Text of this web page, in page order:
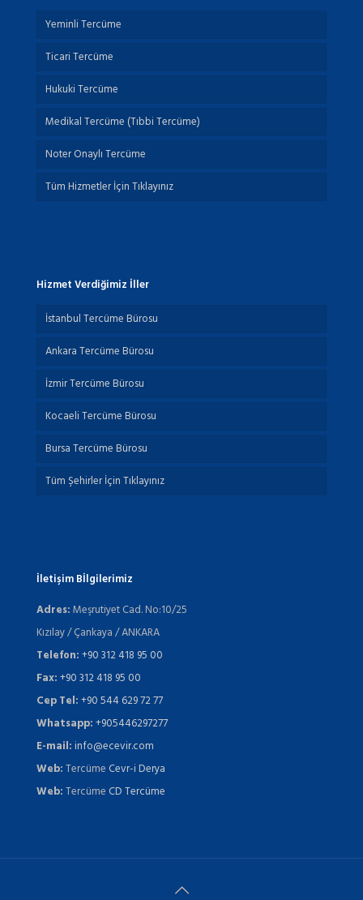
Yeminli Tercüme
Ticari Tercüme
Hukuki Tercüme
Medikal Tercüme (Tıbbi Tercüme)
Noter Onaylı Tercüme
Tüm Hizmetler İçin Tıklayınız
Hizmet Verdiğimiz İller
İstanbul Tercüme Bürosu
Ankara Tercüme Bürosu
İzmir Tercüme Bürosu
Kocaeli Tercüme Bürosu
Bursa Tercüme Bürosu
Tüm Şehirler İçin Tıklayınız
İletişim Bİlgilerimiz
Adres:Meşrutiyet Cad. No:10/25
Kızılay / Çankaya / ANKARA
Telefon:+90 312 418 95 00
Fax:+90 312 418 95 00
Cep Tel:+90 544 629 72 77
Whatsapp:+905446297277
E-mail:info@ecevir.com
Web:Tercüme Cevr-i Derya
Web:Tercüme CD Tercüme